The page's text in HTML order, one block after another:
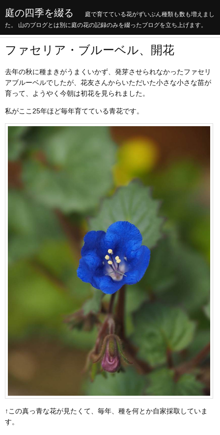
庭の四季を綴る
庭で育てている花がずいぶん種類も数も増えまし
た。 山のブログとは別に庭の花の記録のみを綴ったブログを立ち上げます。
ファセリア・ブルーベル、開花
去年の秋に種まきがうまくいかず、発芽させられなかったファセリ
アブルーベルでしたが、花友さんからいただいた小さな小さな苗が
育って、ようやく今朝は初花を見られました。
私がここ25年ほど毎年育てている青花です。
↑この真っ青な花が見たくて、毎年、種を何とか自家採取していま
す。